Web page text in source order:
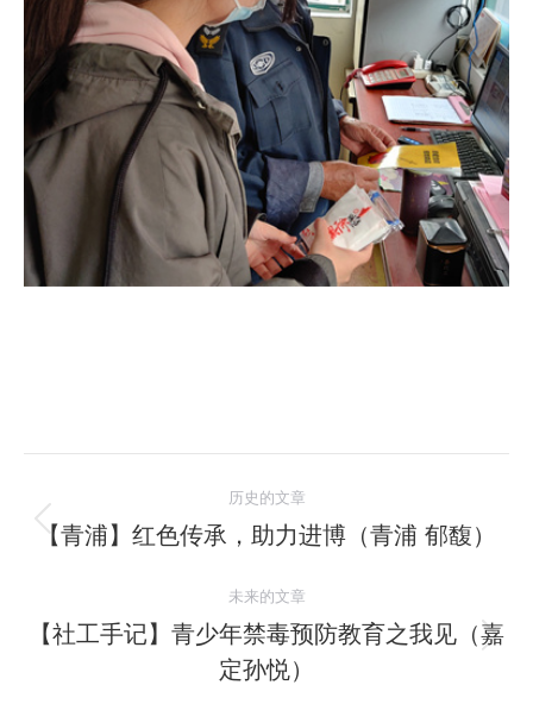
章
航
历史的文章
历
的
文
章：
【青浦】红色传承，助力进博（青浦 郁馥）
未来的文章
未
来
【社工手记】青少年禁毒预防教育之我见（嘉
定孙悦）